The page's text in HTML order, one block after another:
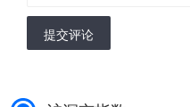
提交评论